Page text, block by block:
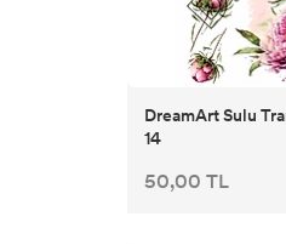
DreamArt Sulu
14
50,00 TL
CADENCE ESKİTME
CADENCE HARMONY
CADENCE REFLECTIQUE